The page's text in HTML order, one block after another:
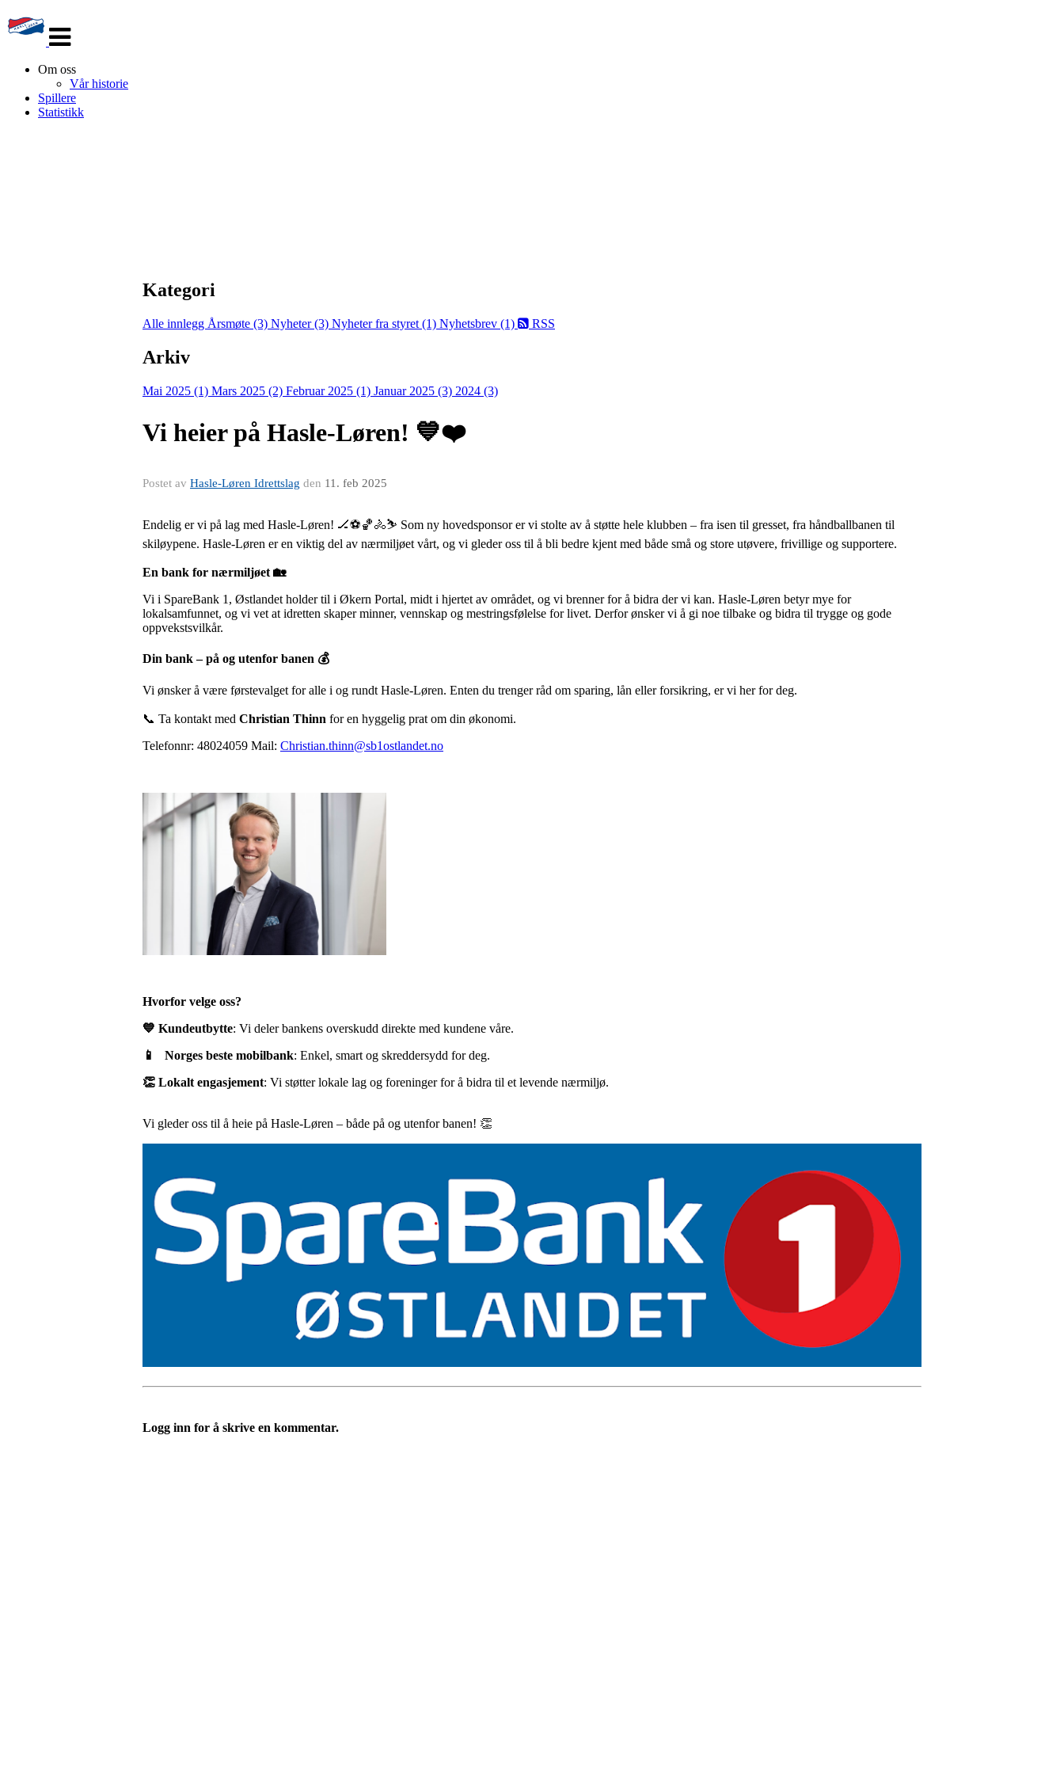
navigasjon
Om oss
Vår historie
Spillere
Statistikk
Kategori
Alle innlegg Årsmøte (3) Nyheter (3) Nyheter fra styret (1) Nyhetsbrev (1) RSS
Arkiv
Mai 2025 (1) Mars 2025 (2) Februar 2025 (1) Januar 2025 (3) 2024 (3)
Vi heier på Hasle-Løren! 💙❤️
Postet av Hasle-Løren Idrettslag den 11. feb 2025
Endelig er vi på lag med Hasle-Løren! 🏒⚽🏀🚴⛷️ Som ny hovedsponsor er vi stolte av å støtte hele klubben – fra isen til gresset, fra håndballbanen til
skiløypene. Hasle-Løren er en viktig del av nærmiljøet vårt, og vi gleder oss til å bli bedre kjent med både små og store utøvere, frivillige og supportere.
En bank for nærmiljøet 🏡
Vi i SpareBank 1, Østlandet holder til i Økern Portal, midt i hjertet av området, og vi brenner for å bidra der vi kan. Hasle-Løren betyr mye for
lokalsamfunnet, og vi vet at idretten skaper minner, vennskap og mestringsfølelse for livet. Derfor ønsker vi å gi noe tilbake og bidra til trygge og gode
oppvekstsvilkår.
Din bank – på og utenfor banen 💰
Vi ønsker å være førstevalget for alle i og rundt Hasle-Løren. Enten du trenger råd om sparing, lån eller forsikring, er vi her for deg.
📞 Ta kontakt med Christian Thinn for en hyggelig prat om din økonomi.
Telefonnr: 48024059 Mail: Christian.thinn@sb1ostlandet.no
Hvorfor velge oss?
💙 Kundeutbytte: Vi deler bankens overskudd direkte med kundene våre.
📱 Norges beste mobilbank: Enkel, smart og skreddersydd for deg.
👏 Lokalt engasjement: Vi støtter lokale lag og foreninger for å bidra til et levende nærmiljø.
Vi gleder oss til å heie på Hasle-Løren – både på og utenfor banen! 👏
Logg inn for å skrive en kommentar.